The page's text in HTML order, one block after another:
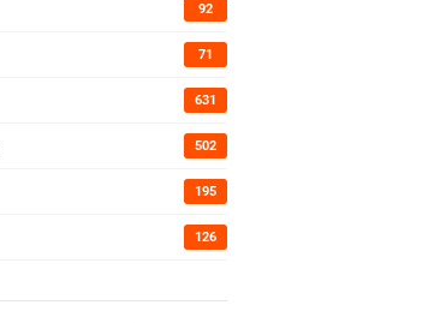
92
71
631
502
195
126